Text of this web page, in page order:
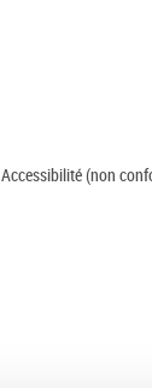
Accessibilité (non